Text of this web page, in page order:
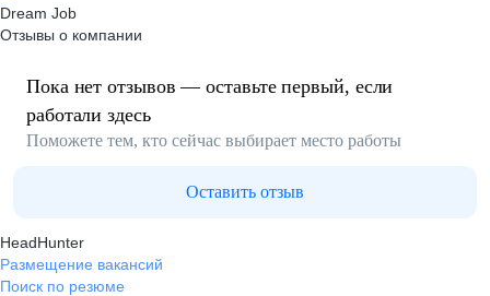
Dream Job
Отзывы о компании
Пока нет отзывов — оставьте первый, если
работали здесь
Поможете тем, кто сейчас выбирает место работы
Оставить отзыв
HeadHunter
Размещение вакансий
Поиск по резюме